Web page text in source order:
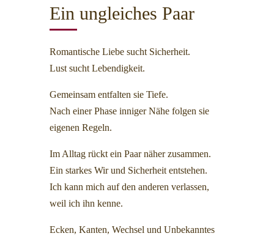
Ein ungleiches Paar
Romantische Liebe sucht Sicherheit.
Lust sucht Lebendigkeit.
Gemeinsam entfalten sie Tiefe.
Nach einer Phase inniger Nähe folgen sie
eigenen Regeln.
Im Alltag rückt ein Paar näher zusammen.
Ein starkes Wir und Sicherheit entstehen.
Ich kann mich auf den anderen verlassen,
weil ich ihn kenne.
Ecken, Kanten, Wechsel und Unbekanntes